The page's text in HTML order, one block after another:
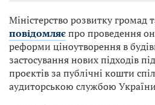
Міністерство розвитку громад
повідомляєпро проведення
реформи ціноутворення в
застосування нових підходів
проєктів за публічні кошти
аудиторською службою